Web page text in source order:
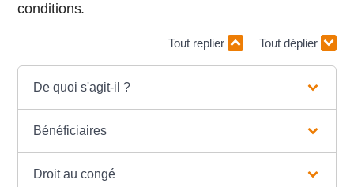
conditions.
Tout replier Tout déplier
De quoi s'agit-il ?
Bénéficiaires
Droit au congé